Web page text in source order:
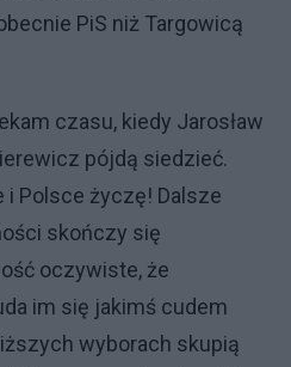
PiS niż Targowicą
czasu, kiedy Jarosław
pójdą siedzieć.
Polsce życzę! Dalsze
skończy się
oczywiste, że
im się jakimś cudem
wyborach skupią